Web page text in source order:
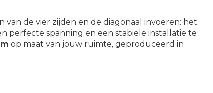
de vier zijden en de diagonaal invoeren: het
perfecte spanning en een stabiele installatie te
op maat van jouw ruimte, geproduceerd in